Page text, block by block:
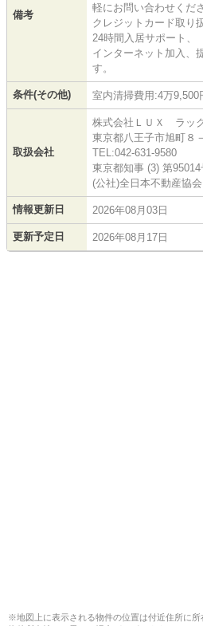
備考
軽にお問い合わせくだ
クレジットカード取り
24時間入居サポート、
インターネット加入、
す。
条件(その他) 室内清掃費用:4万9,500
取扱会社
株式会社ＬＵＸ ラッ
東京都八王子市旭町８
TEL:042-631-9580
東京都知事 (3) 第95014
(公社)全日本不動産協会
情報更新日 2026年08月03日
更新予定日 2026年08月17日
※地図上に表示される物件の位置は付近住所に